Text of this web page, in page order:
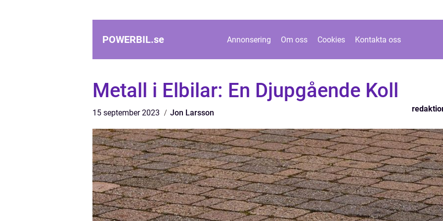
POWERBIL.se Annonsering Om oss Cookies Kontakta oss
Metall i Elbilar: En Djupgående Koll
15 september 2023 Jon Larsson